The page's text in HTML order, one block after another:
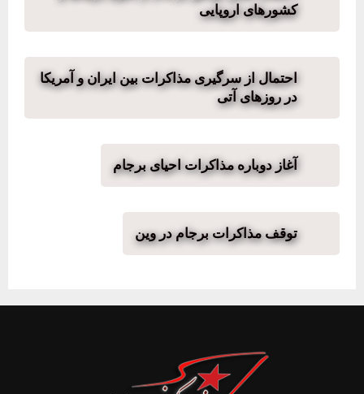
کشورهای اروپایی
احتمال از سرگیری مذاکرات بین ایران و آمریکا
در روزهای آتی
آغاز دوباره مذاکرات احیای برجام
توقف مذاکرات برجام در وین